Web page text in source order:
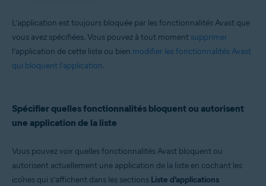
L’application est toujours bloquée par les fonctionnalités Avast que
vous avez spécifiées. Vous pouvez à tout moment supprimer
l’application de cette liste ou bien modifier les fonctionnalités Avast
qui bloquent l’application.
Spécifier quelles fonctionnalités bloquent ou autorisent
une application de la liste
Vous pouvez voir quelles fonctionnalités Avast bloquent ou
autorisent actuellement une application de la liste en cochant les
icônes qui s’affichent dans les sections Liste d’applications